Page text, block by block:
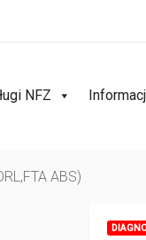
NFZ
ABS)